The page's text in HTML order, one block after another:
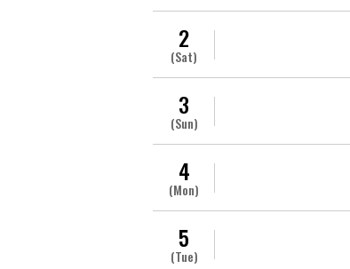
2
(Sat)
3
(Sun)
4
(Mon)
5
(Tue)